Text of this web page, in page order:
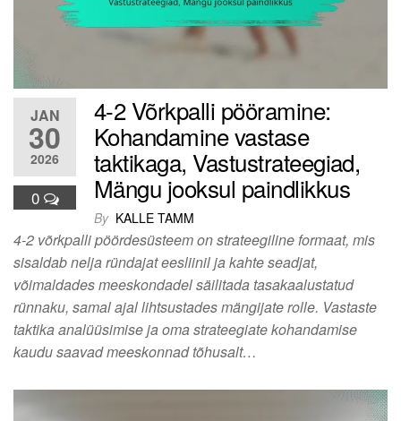
JAN
30
2026
0
4-2 Võrkpalli pööramine:
Kohandamine vastase
taktikaga, Vastustrateegiad,
Mängu jooksul paindlikkus
By KALLE TAMM
4-2 võrkpalli pöördesüsteem on strateegiline formaat, mis
sisaldab nelja ründajat eesliinil ja kahte seadjat,
võimaldades meeskondadel säilitada tasakaalustatud
rünnaku, samal ajal lihtsustades mängijate rolle. Vastaste
taktika analüüsimise ja oma strateegiate kohandamise
kaudu saavad meeskonnad tõhusalt…